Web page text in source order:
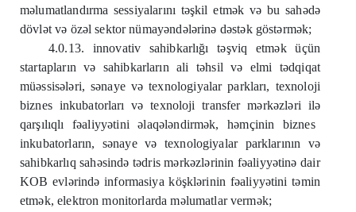
məlumatlandırma sessiyalarını təşkil etmək və bu sahədə
dövlət və özəl sektor nümayəndələrinə dəstək göstərmək;
4.0.13. innovativ sahibkarlığı təşviq etmək üçün
startapların və sahibkarların ali təhsil və elmi tədqiqat
müəssisələri, sənaye və texnologiyalar parkları, texnoloji
biznes inkubatorları və texnoloji transfer mərkəzləri ilə
qarşılıqlı fəaliyyətiniəlaqələndirmək, həmçinin biznes
inkubatorların, sənaye və texnologiyalar parklarının və
sahibkarlıq sahəsində tədris mərkəzlərinin fəaliyyətinə dair
KOB evlərində informasiya köşklərinin fəaliyyətini təmin
etmək, elektron monitorlarda məlumatlar vermək;